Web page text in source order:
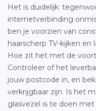
Het is duidelijk:
internetverbinding
ben je voorzien van
haarscherp TV-kijken
Hoe zit het met de
Controleer of het
jouw postcode in, en
verkrijgbaar zijn. Is het
glasvezel is te doen